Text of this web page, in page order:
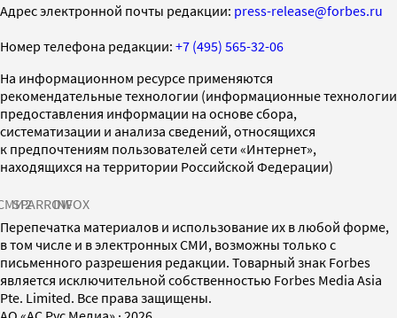
Адрес электронной почты редакции: press-release@forbes.ru
Номер телефона редакции: +7 (495) 565-32-06
На информационном ресурсе применяются
рекомендательные технологии (информационные технологии
предоставления информации на основе сбора,
систематизации и анализа сведений, относящихся
к предпочтениям пользователей сети «Интернет»,
находящихся на территории Российской Федерации)
SPARROWINFOX
Перепечатка материалов и использование их в любой форме,
в том числе и в электронных СМИ, возможны только с
письменного разрешения редакции. Товарный знак Forbes
является исключительной собственностью Forbes Media Asia
Pte. Limited. Все права защищены.